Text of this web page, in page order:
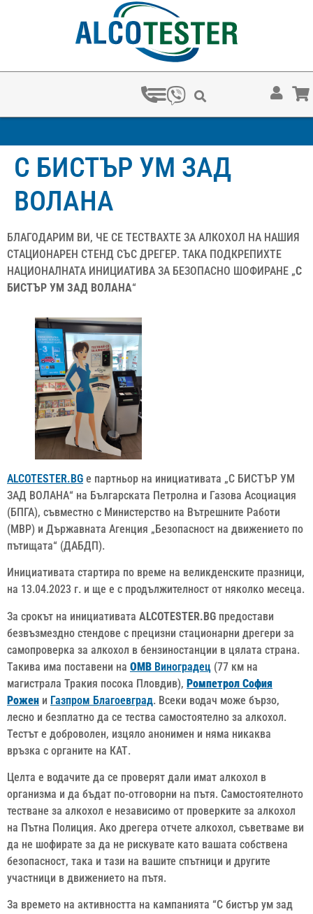
С БИСТЪР УМ ЗАД
ВОЛАНА
БЛАГОДАРИМ ВИ, ЧЕ СЕ ТЕСТВАХТЕ ЗА АЛКОХОЛ НА НАШИЯ
СТАЦИОНАРЕН СТЕНД СЪС ДРЕГЕР. ТАКА ПОДКРЕПИХТЕ
НАЦИОНАЛНАТА ИНИЦИАТИВА ЗА БЕЗОПАСНО ШОФИРАНЕ „С
БИСТЪР УМ ЗАД ВОЛАНА“
ALCOTESTER.BG е партньор на инициативата „С БИСТЪР УМ
ЗАД ВОЛАНА“ на Българската Петролна и Газова Асоциация
(БПГА), съвместно с Министерство на Вътрешните Работи
(МВР) и Държавната Агенция „Безопасност на движението по
пътищата“ (ДАБДП).
Инициативата стартира по време на великденските празници,
на 13.04.2023 г. и ще е с продължителност от няколко месеца.
За срокът на инициативата ALCOTESTER.BG предостави
безвъзмездно стендове с прецизни стационарни дрегери за
самопроверка за алкохол в бензиностанции в цялата страна.
Такива има поставени на ОМВ Виноградец (77 км на
магистрала Тракия посока Пловдив), Ромпетрол София
Рожен и Газпром Благоевград. Всеки водач може бързо,
лесно и безплатно да се тества самостоятелно за алкохол.
Тестът е доброволен, изцяло анонимен и няма никаква
връзка с органите на КАТ.
Целта е водачите да се проверят дали имат алкохол в
организма и да бъдат по-отговорни на пътя. Самостоятелното
тестване за алкохол е независимо от проверките за алкохол
на Пътна Полиция. Ако дрегера отчете алкохол, съветваме ви
да не шофирате за да не рискувате като вашата собствена
безопасност, така и тази на вашите спътници и другите
участници в движението на пътя.
За времето на активността на кампанията “С бистър ум зад